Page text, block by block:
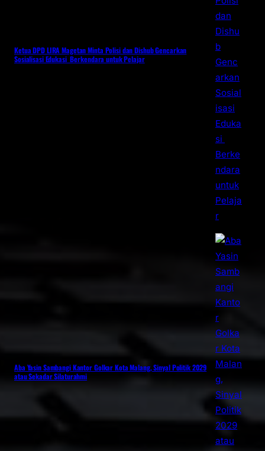
Ketua DPD LIRA Magetan Minta Polisi dan Dishub Gencarkan
Sosialisasi Edukasi Berkendara untuk Pelajar
Aba Yasin Sambangi Kantor Golkar Kota Malang, Sinyal Politik 2029
atau Sekadar Silaturahmi